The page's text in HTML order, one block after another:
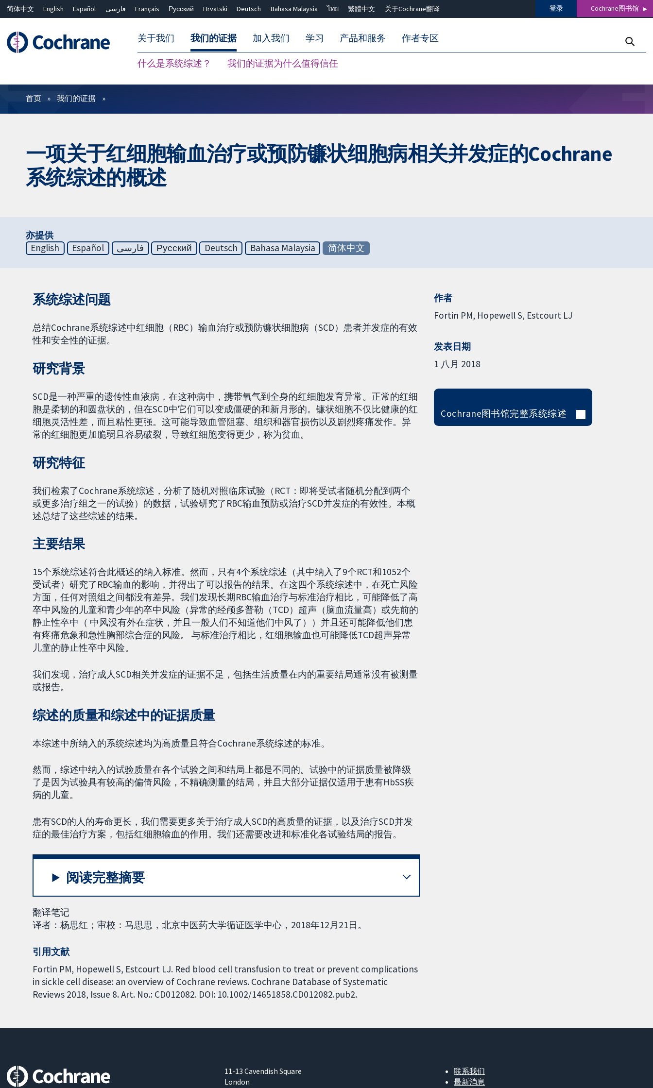
简体中文 English Español فارسی Français Русский Hrvatski Deutsch Bahasa Malaysia ไทย 繁體中文 关于Cochrane翻译 登录 Cochrane图书馆
关于我们 我们的证据
什么是系统综述？ 我们的证据为什么值得信任
加入我们 学习 产品和服务 作者专区
过滤
首页 我们的证据
一项关于红细胞输血治疗或预防镰状细胞病相关并发症的Cochrane
系统综述的概述
亦提供
English
Español فارسی Русский Deutsch Bahasa Malaysia 简体中文
系统综述问题
总结Cochrane系统综述中红细胞（RBC）输血治疗或预防镰状细胞病（SCD）患者并发症的有效
性和安全性的证据。
研究背景
SCD是一种严重的遗传性血液病，在这种病中，携带氧气到全身的红细胞发育异常。正常的红细
胞是柔韧的和圆盘状的，但在SCD中它们可以变成僵硬的和新月形的。镰状细胞不仅比健康的红
细胞灵活性差，而且粘性更强。这可能导致血管阻塞、组织和器官损伤以及剧烈疼痛发作。异
常的红细胞更加脆弱且容易破裂，导致红细胞变得更少，称为贫血。
研究特征
我们检索了Cochrane系统综述，分析了随机对照临床试验（RCT：即将受试者随机分配到两个
或更多治疗组之一的试验）的数据，试验研究了RBC输血预防或治疗SCD并发症的有效性。本概
述总结了这些综述的结果。
主要结果
15个系统综述符合此概述的纳入标准。然而，只有4个系统综述（其中纳入了9个RCT和1052个
受试者）研究了RBC输血的影响，并得出了可以报告的结果。在这四个系统综述中，在死亡风险
方面，任何对照组之间都没有差异。我们发现长期RBC输血治疗与标准治疗相比，可能降低了高
卒中风险的儿童和青少年的卒中风险（异常的经颅多普勒（TCD）超声（脑血流量高）或先前的
静止性卒中（ 中风没有外在症状，并且一般人们不知道他们中风了））并且还可能降低他们患
有疼痛危象和急性胸部综合症的风险。 与标准治疗相比，红细胞输血也可能降低TCD超声异常
儿童的静止性卒中风险。
我们发现，治疗成人SCD相关并发症的证据不足，包括生活质量在内的重要结局通常没有被测量
或报告。
综述的质量和综述中的证据质量
本综述中所纳入的系统综述均为高质量且符合Cochrane系统综述的标准。
然而，综述中纳入的试验质量在各个试验之间和结局上都是不同的。试验中的证据质量被降级
了是因为试验具有较高的偏倚风险，不精确测量的结局，并且大部分证据仅适用于患有HbSS疾
病的儿童。
患有SCD的人的寿命更长，我们需要更多关于治疗成人SCD的高质量的证据，以及治疗SCD并发
症的最佳治疗方案，包括红细胞输血的作用。我们还需要改进和标准化各试验结局的报告。
阅读完整摘要
翻译笔记
译者：杨思红；审校：马思思，北京中医药大学循证医学中心，2018年12月21日。
引用文献
Fortin PM, Hopewell S, Estcourt LJ. Red blood cell transfusion to treat or prevent complications
in sickle cell disease: an overview of Cochrane reviews. Cochrane Database of Systematic
Reviews 2018, Issue 8. Art. No.: CD012082. DOI: 10.1002/14651858.CD012082.pub2.
作者
Fortin PM Hopewell S Estcourt LJ
发表日期
1 八月 2018
Cochrane图书馆完整系统综述
11-13 Cavendish Square
London
联系我们
最新消息